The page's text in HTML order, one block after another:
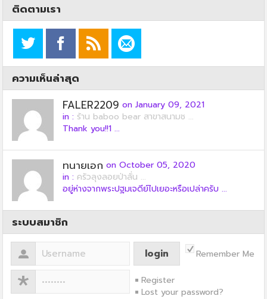
ติดตามเรา
ความเห็นล่าสุด
FALER2209 on January 09, 2021
in : ร้าน baboo bear สาขาสนามช ...
Thank you!!1 ...
ทนายเอก on October 05, 2020
in : ครัวลุงลอยป่าลั่น ...
อยู่ห่างจากพระปฐมเจดีย์ไปเยอะหรือเปล่าครับ ...
ระบบสมาชิก
Remember Me
Register
Lost your password?